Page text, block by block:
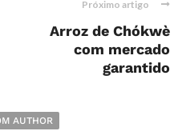
Próximo artigo
Arroz de Chókwè
com mercado
garantido
AUTHOR